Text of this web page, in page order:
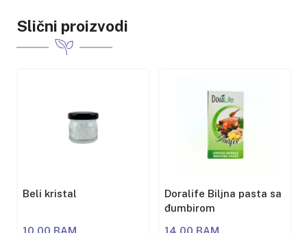
Slični proizvodi
Beli kristal
Doralife Biljna pasta sa
đumbirom